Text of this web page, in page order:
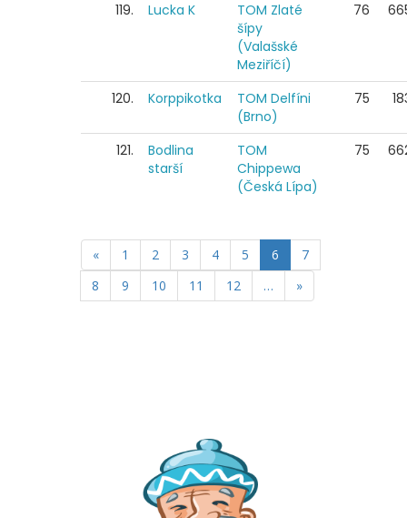
119. Lucka K
TOM Zlaté
šípy
(Valašské
Meziříčí)
76
120. Korppikotka
TOM Delfíni
(Brno)
75
121.
Bodlina
starší
TOM
Chippewa
(Česká Lípa)
75
« 1 2 3 4 5 6
7
8
9 10 11 12 … »